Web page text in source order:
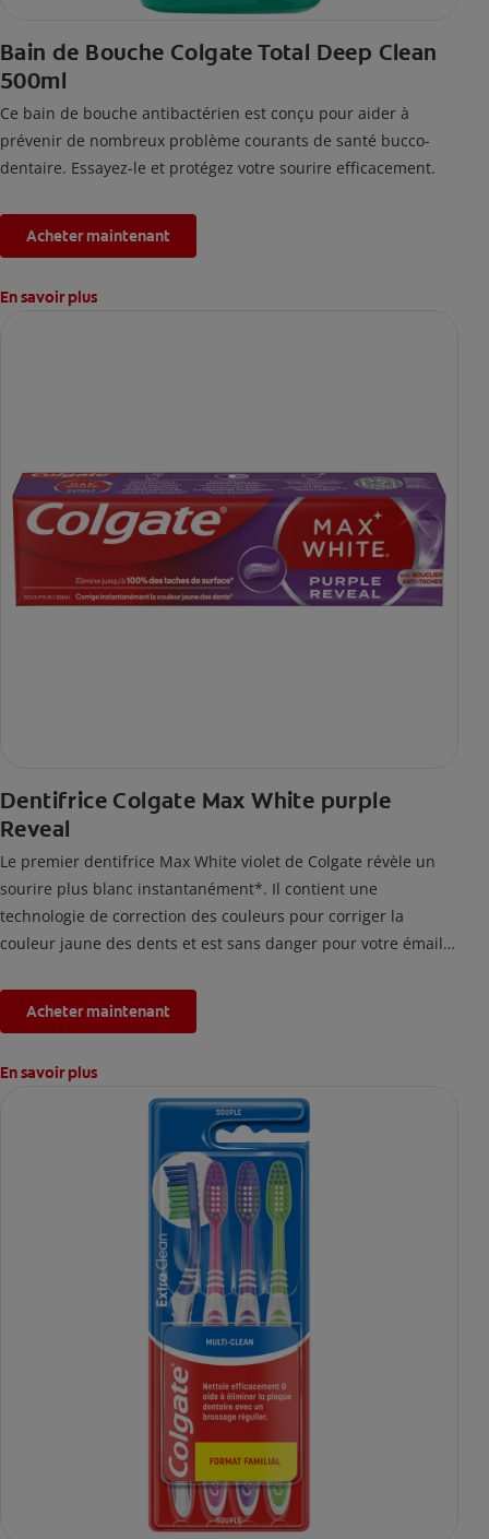
Bain de Bouche Colgate Total Deep Clean
500ml
Ce bain de bouche antibactérien est conçu pour aider à
prévenir de nombreux problème courants de santé bucco-
dentaire. Essayez-le et protégez votre sourire efficacement.
Acheter maintenant
En savoir plus
Dentifrice Colgate Max White purple
Reveal
Le premier dentifrice Max White violet de Colgate révèle un
sourire plus blanc instantanément*. Il contient une
technologie de correction des couleurs pour corriger la
couleur jaune des dents et est sans danger pour votre émail.
Acheter maintenant
En savoir plus